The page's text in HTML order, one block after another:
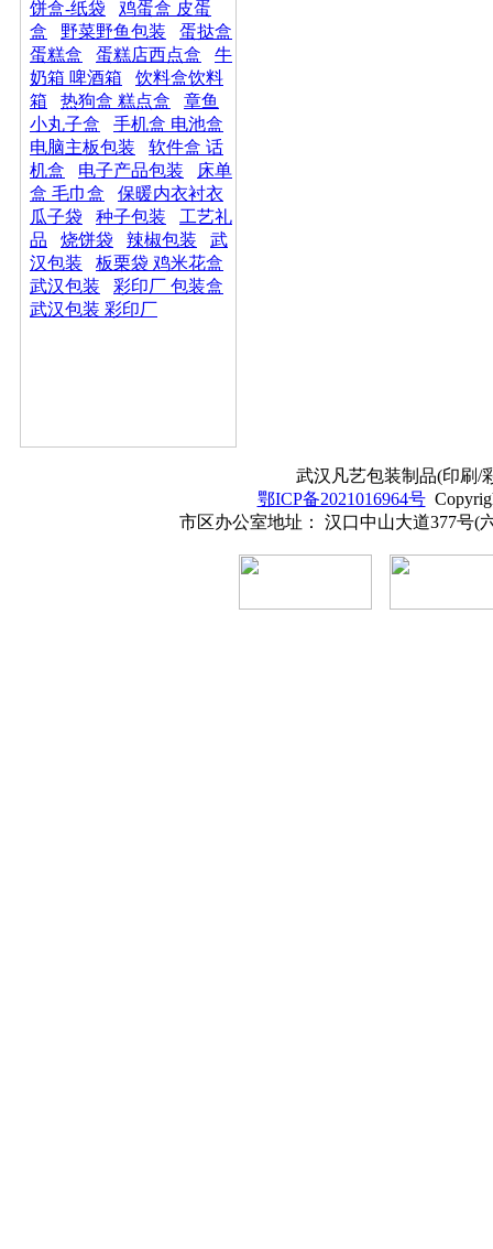
饼盒-纸袋
鸡蛋盒 皮蛋
盒
野菜野鱼包装
蛋挞盒
蛋糕盒
蛋糕店西点盒
牛
奶箱 啤酒箱
饮料盒饮料
箱
热狗盒 糕点盒
章鱼
小丸子盒
手机盒 电池盒
电脑主板包装
软件盒 话
机盒
电子产品包装
床单
盒 毛巾盒
保暖内衣衬衣
瓜子袋
种子包装
工艺礼
品
烧饼袋 辣椒包装
武
汉包装
板栗袋 鸡米花盒
武汉包装
彩印厂 包装盒
武汉包装 彩印厂
武汉凡艺包装制品(印刷/
鄂ICP备2021016964号
市区办公室地址： 汉口中山大道377号